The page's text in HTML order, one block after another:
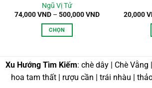
Ngũ Vị Tử
74,000VND – 500,000VNDKhoảng
CHỌN
này
có
nhiều
20,000
Xu Hướng Tìm Kiếm: chè dây | Chè
hoa tam thất | rượu cần | trái nhàu |